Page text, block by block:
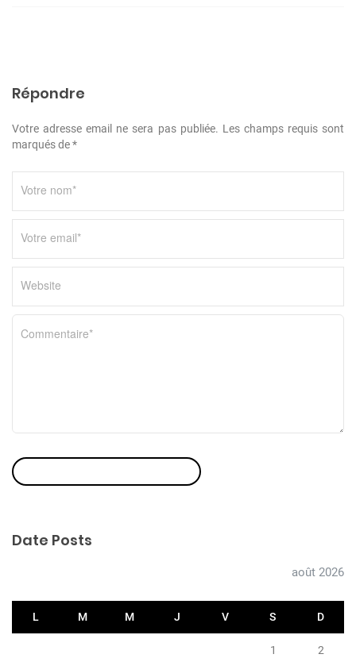
’
a
r
t
c
e
Répondre
Votre adresse email ne sera pas publiée. Les champs requis sont
marqués de *
Date Posts
août 2026
L M M J V S D
1 2